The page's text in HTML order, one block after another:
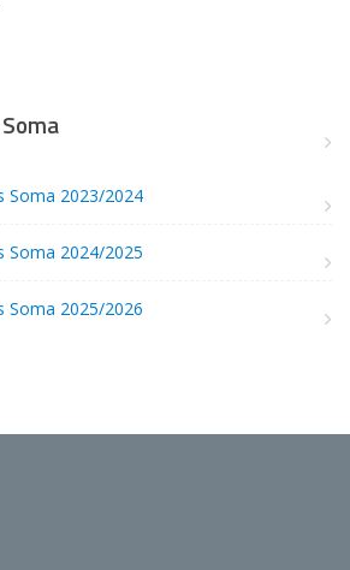
Soma 2023/2024
Soma 2024/2025
Soma 2025/2026